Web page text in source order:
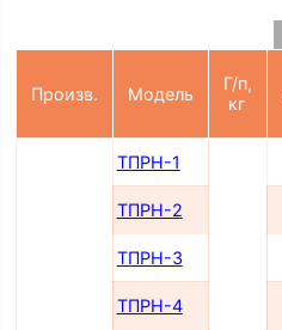
Произв. Модель
Г/п,
кг
ТПРН-1
ТПРН-2
ТПРН-3
ТПРН-4